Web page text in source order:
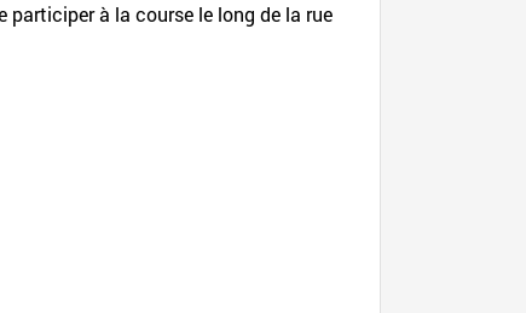
à la course le long de la rue